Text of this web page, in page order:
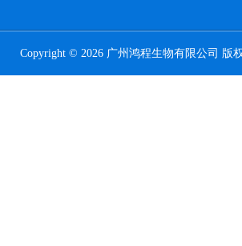
Copyright © 2026 广州鸿程生物有限公司 版